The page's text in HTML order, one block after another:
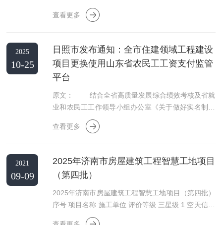
（市）建设行政主
查看更多
2025
10-25
日照市发布通知：全市住建领域工程建设
项目更换使用山东省农民工工资支付监管
平台
原文： 结合全省高质量发展综合绩效考核及省就
业和农民工工作领导小组办公室《关于做好实名制数
据标准统一有
查看更多
2021
09-09
2025年济南市房屋建筑工程智慧工地项目
（第四批）
2025年济南市房屋建筑工程智慧工地项目（第四批）
序号 项目名称 施工单位 评价等级 三星级 1 空天信息